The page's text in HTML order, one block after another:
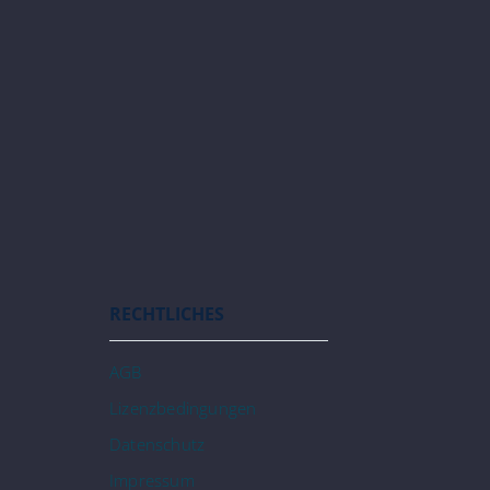
RECHTLICHES
AGB
Lizenzbedingungen
Datenschutz
Impressum